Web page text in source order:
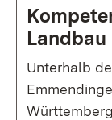
Unterhalb